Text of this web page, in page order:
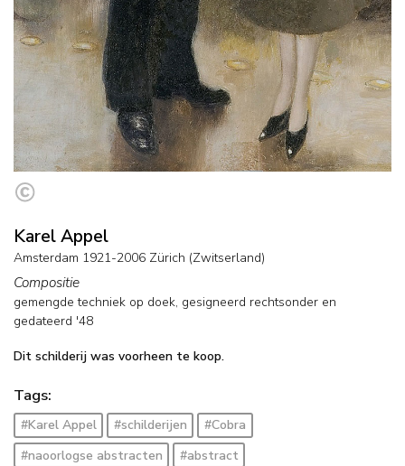
Karel Appel
Amsterdam 1921-2006 Zürich (Zwitserland)
Compositie
gemengde techniek op doek, gesigneerd rechtsonder en
gedateerd '48
Dit schilderij was voorheen te koop.
Tags:
#Karel Appel #schilderijen
#Cobra
#naoorlogse abstracten
#abstract